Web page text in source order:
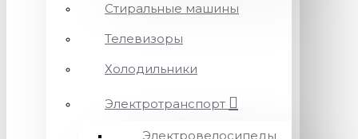
Стиральные машины
Телевизоры
Холодильники
Электротранспорт
Электровелосипеды